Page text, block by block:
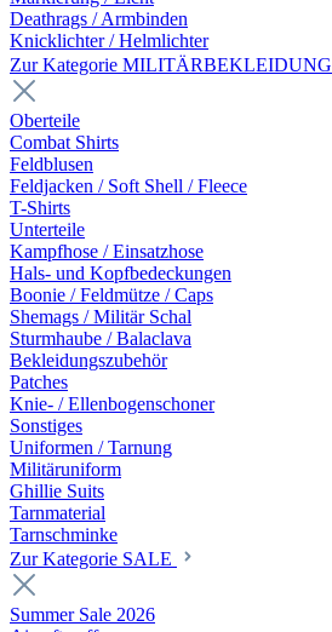
Deathrags / Armbinden
Knicklichter / Helmlichter
Zur Kategorie MILITÄRBEKLEIDUNG
Oberteile
Combat Shirts
Feldblusen
Feldjacken / Soft Shell / Fleece
T-Shirts
Unterteile
Kampfhose / Einsatzhose
Hals- und Kopfbedeckungen
Boonie / Feldmütze / Caps
Shemags / Militär Schal
Sturmhaube / Balaclava
Bekleidungszubehör
Patches
Knie- / Ellenbogenschoner
Sonstiges
Uniformen / Tarnung
Militäruniform
Ghillie Suits
Tarnmaterial
Tarnschminke
Zur Kategorie SALE
Summer Sale 2026